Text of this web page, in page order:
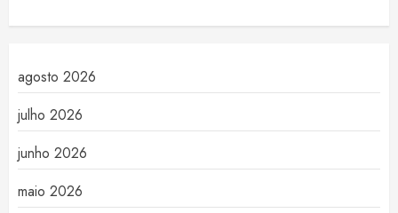
agosto 2026
julho 2026
junho 2026
maio 2026